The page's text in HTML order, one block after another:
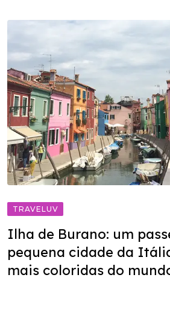
TRAVELUV
Ilha de Burano: um
pequena cidade da
mais coloridas do